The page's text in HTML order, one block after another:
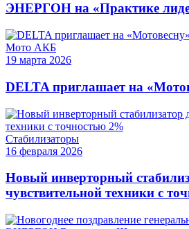
ЭНЕРГОН на «Практике
Мото АКБ
19 марта 2026
DELTA приглашает на
Стабилизаторы
16 февраля 2026
Новый инверторный
чувствительной техники с